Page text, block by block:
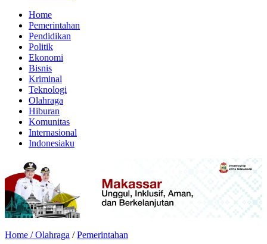
Home
Pemerintahan
Pendidikan
Politik
Ekonomi
Bisnis
Kriminal
Teknologi
Olahraga
Hiburan
Komunitas
Internasional
Indonesiaku
Home /Olahraga /Pemerintahan